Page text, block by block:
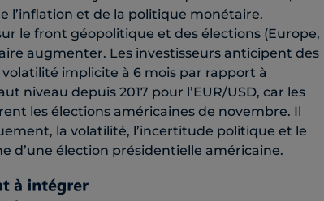
l’inflation et de la politique monétaire.
le front géopolitique et des élections (Europe,
augmenter. Les investisseurs anticipent des
implicite à 6 mois par rapport à
niveau depuis 2017 pour l’EUR/USD, car les
les élections américaines de novembre. Il
la volatilité, l’incertitude politique et le
d’une élection présidentielle américaine.